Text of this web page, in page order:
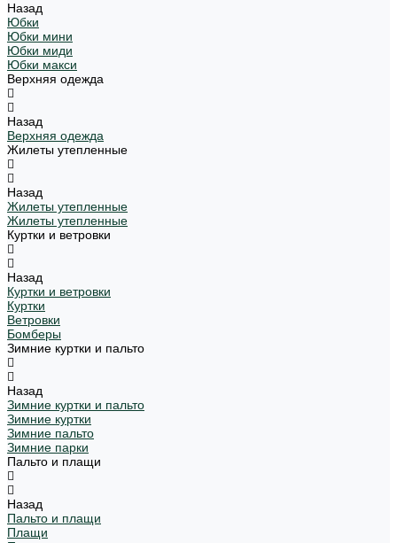
Назад
Юбки
Юбки мини
Юбки миди
Юбки макси
Верхняя одежда
Назад
Верхняя одежда
Жилеты утепленные
Назад
Жилеты утепленные
Жилеты утепленные
Куртки и ветровки
Назад
Куртки и ветровки
Куртки
Ветровки
Бомберы
Зимние куртки и пальто
Назад
Зимние куртки и пальто
Зимние куртки
Зимние пальто
Зимние парки
Пальто и плащи
Назад
Пальто и плащи
Плащи